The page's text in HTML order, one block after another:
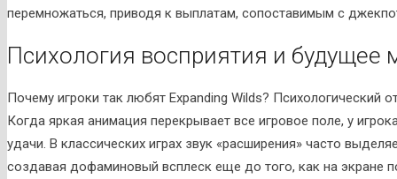
перемножаться, приводя к выплатам, сопоставимым с
Психология восприятия и будущее
Почему игроки так любят Expanding Wilds? Психологический
Когда яркая анимация перекрывает все игровое поле, у
удачи. В классических играх звук «расширения» часто
создавая дофаминовый всплеск еще до того, как на экране